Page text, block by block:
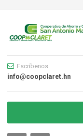
Escríbenos
info@coopclaret.hn